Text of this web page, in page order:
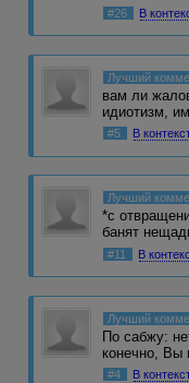
#26 В
Лучший
вам ли
идиотизм,
#5 В
Лучший
*с
банят
#11 В
Лучший
По сабжу:
конечно, Вы
#4 В